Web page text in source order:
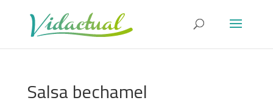
Salsa bechamel